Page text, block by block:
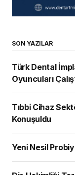
SON YAZILAR
Türk Dental
Oyuncuları
Tıbbi Cihaz
Konuşuldu
Yeni Nesil